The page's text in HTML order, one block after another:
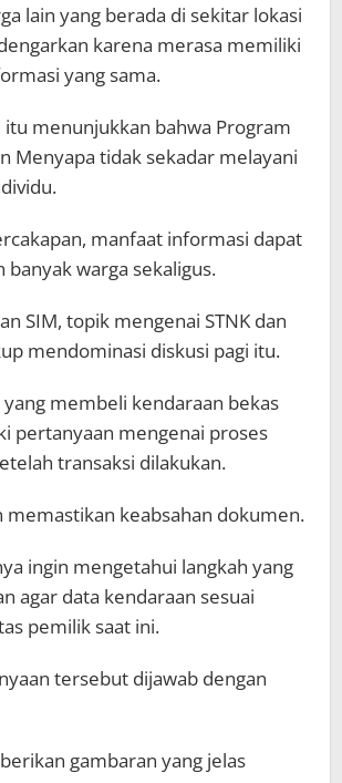
lain yang berada di sekitar lokasi
karena merasa memiliki
yang sama.
itu menunjukkan bahwa Program
Menyapa tidak sekadar melayani
manfaat informasi dapat
banyak warga sekaligus.
SIM, topik mengenai STNK dan
mendominasi diskusi pagi itu.
yang membeli kendaraan bekas
pertanyaan mengenai proses
transaksi dilakukan.
memastikan keabsahan dokumen.
ingin mengetahui langkah yang
agar data kendaraan sesuai
pemilik saat ini.
tersebut dijawab dengan
gambaran yang jelas